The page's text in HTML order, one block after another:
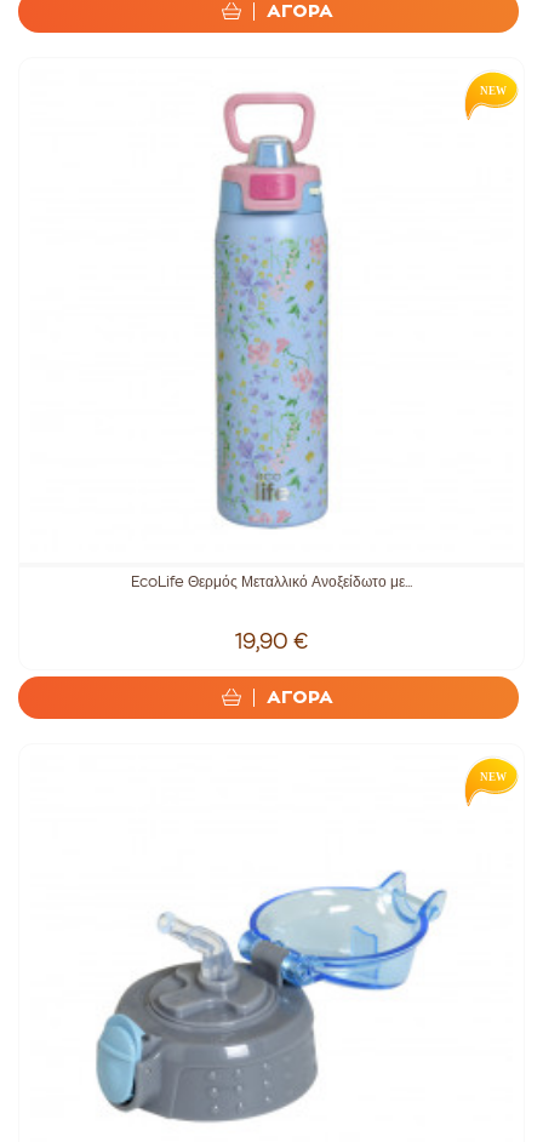
ΑΓΟΡΑ
EcoLife Θερμός Μεταλλικό Ανοξείδωτο με...
19,90 €
ΑΓΟΡΑ